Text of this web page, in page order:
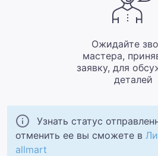
Ожидайте
мастера,
заявку, для
деталей
Узнать статус
отменить ее вы сможете в
allmart